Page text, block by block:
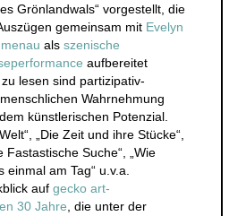
Grönlandwals“ vorgestellt, die
gemeinsam mit Evelyn
als szenische
aufbereitet
lesen sind partizipativ-
Wahrnehmung
künstlerischen Potenzial.
„Die Zeit und ihre Stücke“,
Fastastische Suche“, „Wie
am Tag“ u.v.a.
auf gecko art-
30 Jahre , die unter der